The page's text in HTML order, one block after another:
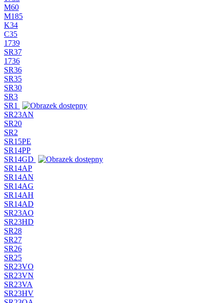
M60
M185
K34
C35
1739
SR37
1736
SR36
SR35
SR30
SR3
SR1
SR23AN
SR20
SR2
SR15PE
SR14PP
SR14GD
SR14AP
SR14AN
SR14AG
SR14AH
SR14AD
SR23AO
SR23HD
SR28
SR27
SR26
SR25
SR23VO
SR23VN
SR23VA
SR23HV